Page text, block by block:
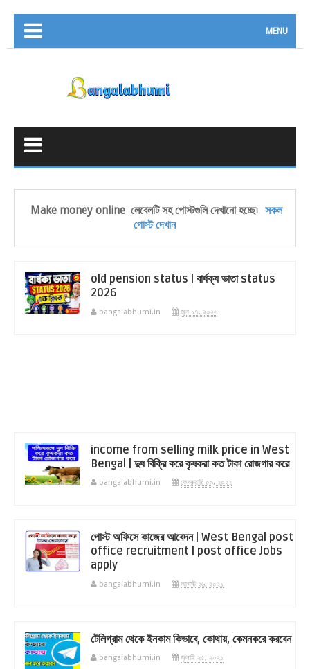
MENU
Make money online লেবেলটি সহ পোস্টগুলি দেখানো হচ্ছে৷ সকল
পোস্ট দেখান
old pension status | বার্ধক্য ভাতা status
2026
bangalabhumi.in জুন ১৭, ২০২৬
income from selling milk price in West
Bengal | দুধ বিক্রি করে কৃষকরা কত টাকা রোজগার করে
bangalabhumi.in ফেব্রুয়ারি ০৯, ২০২২
পোস্ট অফিসে কাজের আবেদন | West Bengal post
office recruitment | post office Jobs
apply
bangalabhumi.in আগস্ট ২৬, ২০২১
টেলিগ্রাম থেকে ইনকাম কিভাবে, কোথায়, কেমনকরে করবেন
bangalabhumi.in জুলাই ২৫, ২০২১